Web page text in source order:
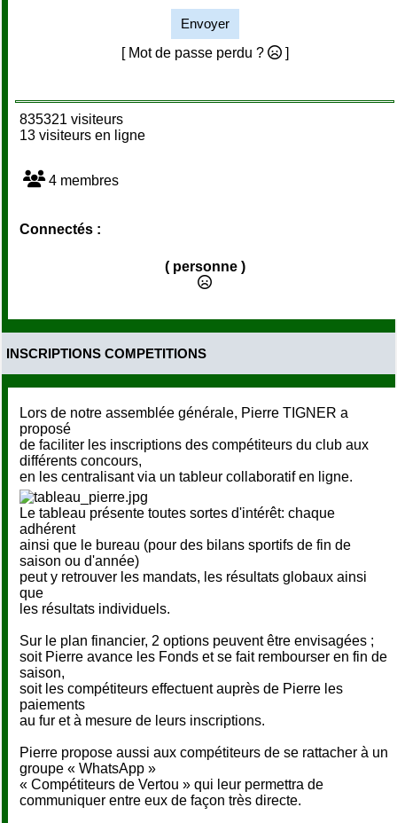
Envoyer
[ Mot de passe perdu ?
]
835321 visiteurs
13 visiteurs en ligne
4 membres
Connectés :
( personne )
INSCRIPTIONS COMPETITIONS
Lors de notre assemblée générale, Pierre TIGNER a
proposé
de faciliter les inscriptions des compétiteurs du club aux
différents concours,
en les centralisant via un tableur collaboratif en ligne.
Le tableau présente toutes sortes d'intérêt: chaque
adhérent
ainsi que le bureau (pour des bilans sportifs de fin de
saison ou d'année)
peut y retrouver les mandats, les résultats globaux ainsi
que
les résultats individuels.
Sur le plan financier, 2 options peuvent être envisagées ;
soit Pierre avance les Fonds et se fait rembourser en fin de
saison,
soit les compétiteurs effectuent auprès de Pierre les
paiements
au fur et à mesure de leurs inscriptions.
Pierre propose aussi aux compétiteurs de se rattacher à un
groupe « WhatsApp »
« Compétiteurs de Vertou » qui leur permettra de
communiquer entre eux de façon très directe.